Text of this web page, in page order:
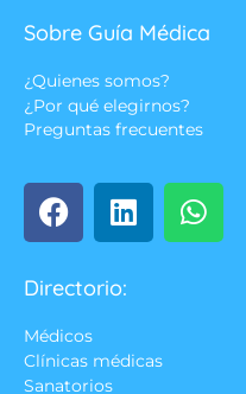
Sobre Guía Médica
¿Quienes somos?
¿Por qué elegirnos?
Preguntas frecuentes
Directorio:
Médicos
Clínicas médicas
Sanatorios